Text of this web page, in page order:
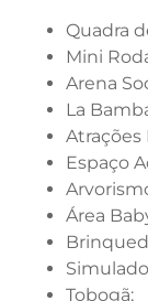
Quadra
Mini
Arena
La
Atrações
Espaço
Área
Tobogã;